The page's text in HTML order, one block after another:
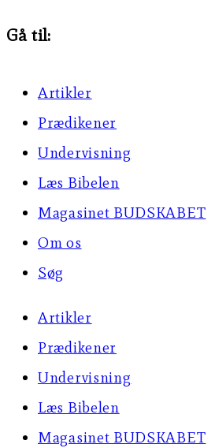
Gå til:
Artikler
Prædikener
Undervisning
Læs Bibelen
Magasinet BUDSKABET
Om os
Søg
Artikler
Prædikener
Undervisning
Læs Bibelen
Magasinet BUDSKABET